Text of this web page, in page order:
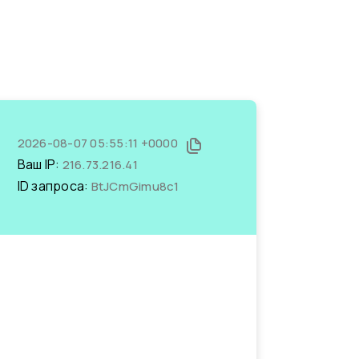
2026-08-07 05:55:11 +0000
Ваш IP: 216.73.216.41
ID запроса: BtJCmGimu8c1